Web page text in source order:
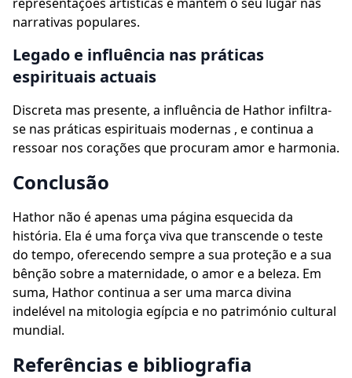
narrativas populares.
Legado e influência nas práticas
espirituais actuais
Discreta mas presente, a influência de Hathor infiltra-
se nas práticas espirituais modernas , e continua a
ressoar nos corações que procuram amor e harmonia.
Conclusão
Hathor não é apenas uma página esquecida da
história. Ela é uma força viva que transcende o teste
do tempo, oferecendo sempre a sua proteção e a sua
bênção sobre a maternidade, o amor e a beleza. Em
suma, Hathor continua a ser uma marca divina
indelével na mitologia egípcia e no património cultural
mundial.
Referências e bibliografia